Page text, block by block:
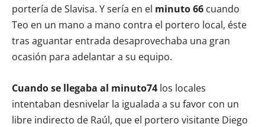
portería de Slavisa. Y sería en el minuto 66 cuando
Teo en un mano a mano contra el portero local, éste
tras aguantar entrada desaprovechaba una gran
ocasión para adelantar a su equipo.
Cuando se llegaba al minuto74 los locales
intentaban desnivelar la igualada a su favor con un
libre indirecto de Raúl, que el portero visitante Diego